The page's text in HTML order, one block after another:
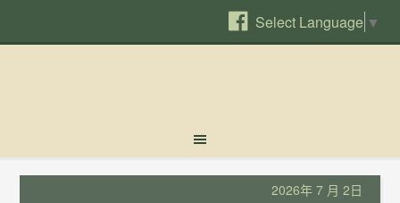
Select Language ▼
2026年 7 月 2日